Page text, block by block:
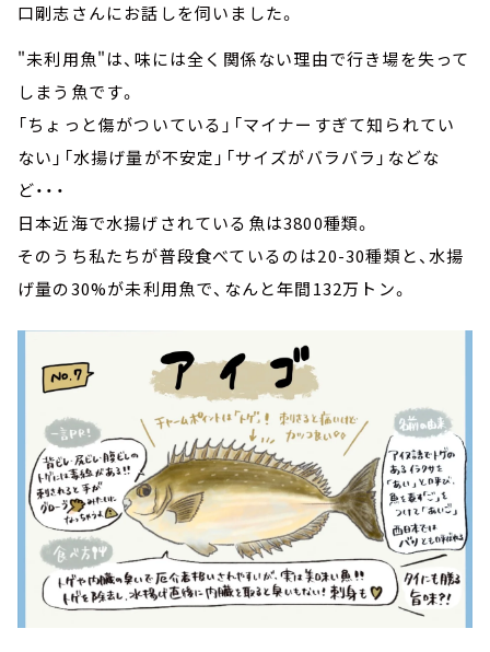
口剛志さんにお話しを伺いました。
"未利用魚"は、味には全く関係ない理由で行き場を失って
しまう魚です。
「ちょっと傷がついている」「マイナーすぎて知られてい
ない」「水揚げ量が不安定」「サイズがバラバラ」などな
ど・・・
日本近海で水揚げされている魚は3800種類。
そのうち私たちが普段食べているのは20-30種類と、水揚
げ量の30%が未利用魚で、なんと年間132万トン。